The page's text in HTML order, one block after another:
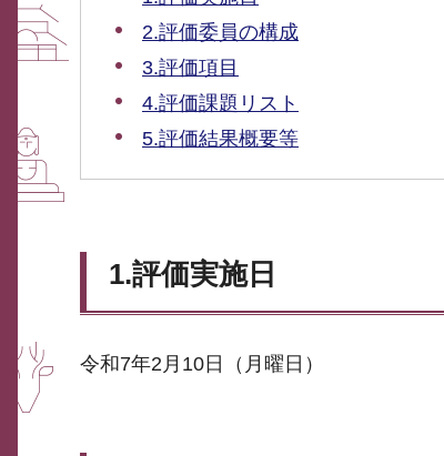
2.評価委員の構成
3.評価項目
4.評価課題リスト
5.評価結果概要等
1.評価実施日
令和7年2月10日（月曜日）